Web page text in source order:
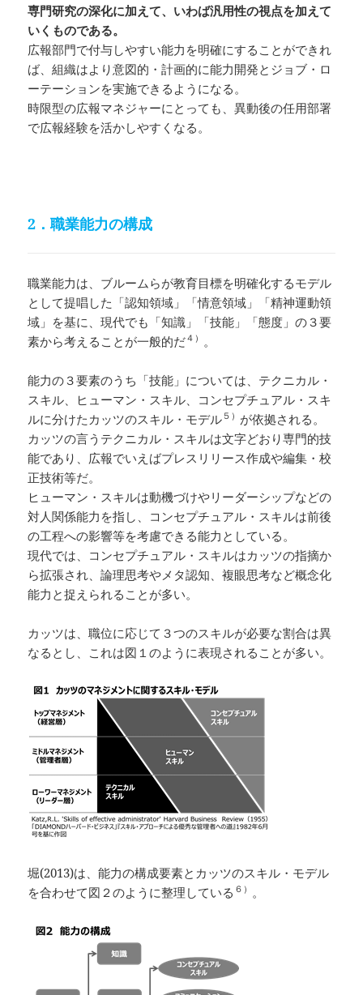
専門研究の深化に加えて、いわば汎用性の視点を加えて
いくものである。
広報部門で付与しやすい能力を明確にすることができれ
ば、組織はより意図的・計画的に能力開発とジョブ・ロ
ーテーションを実施できるようになる。
時限型の広報マネジャーにとっても、異動後の任用部署
で広報経験を活かしやすくなる。
2．職業能力の構成
職業能力は、ブルームらが教育目標を明確化するモデル
として提唱した「認知領域」「情意領域」「精神運動領
域」を基に、現代でも「知識」「技能」「態度」の３要
素から考えることが一般的だ４） 。
能力の３要素のうち「技能」については、テクニカル・
スキル、ヒューマン・スキル、コンセプチュアル・スキ
ルに分けたカッツのスキル・モデル ５） が依拠される。
カッツの言うテクニカル・スキルは文字どおり専門的技
能であり、広報でいえばプレスリリース作成や編集・校
正技術等だ。
ヒューマン・スキルは動機づけやリーダーシップなどの
対人関係能力を指し、コンセプチュアル・スキルは前後
の工程への影響等を考慮できる能力としている。
現代では、コンセプチュアル・スキルはカッツの指摘か
ら拡張され、論理思考やメタ認知、複眼思考など概念化
能力と捉えられることが多い。
カッツは、職位に応じて３つのスキルが必要な割合は異
なるとし、これは図１のように表現されることが多い。
堀(2013)は、能力の構成要素とカッツのスキル・モデル
を合わせて図２のように整理している ６） 。